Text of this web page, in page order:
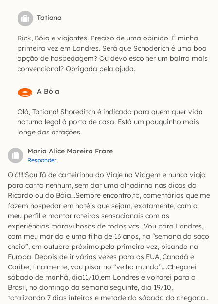
Tatiana
Rick, Bóia e viajantes. Preciso de uma opinião. É minha
primeira vez em Londres. Será que Schoderich é uma boa
opção de hospedagem? Ou devo escolher um bairro mais
convencional? Obrigada pela ajuda.
A Bóia
Olá, Tatiana! Shoreditch é indicado para quem quer vida
noturna legal à porta de casa. Está um pouquinho mais
longe das atrações.
Maria Alice Moreira Frare
Responder
Olá!!!!Sou fã de carteirinha do Viaje na Viagem e nunca viajo
para canto nenhum, sem dar uma olhadinha nas dicas do
Ricardo ou do Bóia…Sempre encontro,tb, comentários que me
fazem hospedar em hotéis que sejam, exatamente, com o
meu perfil e montar roteiros sensacionais com as
experiências maravilhosas de todos vcs…Vou para Londres,
com meu marido e uma filha de 13 anos, na “semana do saco
cheio”, em outubro próximo,pela primeira vez, pisando na
Europa. Depois de ir várias vezes para os EUA, Canadá e
Caribe, finalmente, vou pisar no “velho mundo”….Chegarei
sábado de manhã, dia11/10,em Londres e voltarei para o
Brasil, no domingo da semana seguinte, dia 19/10,
totalizando 7 dias inteiros e metade do sábado da chegada…